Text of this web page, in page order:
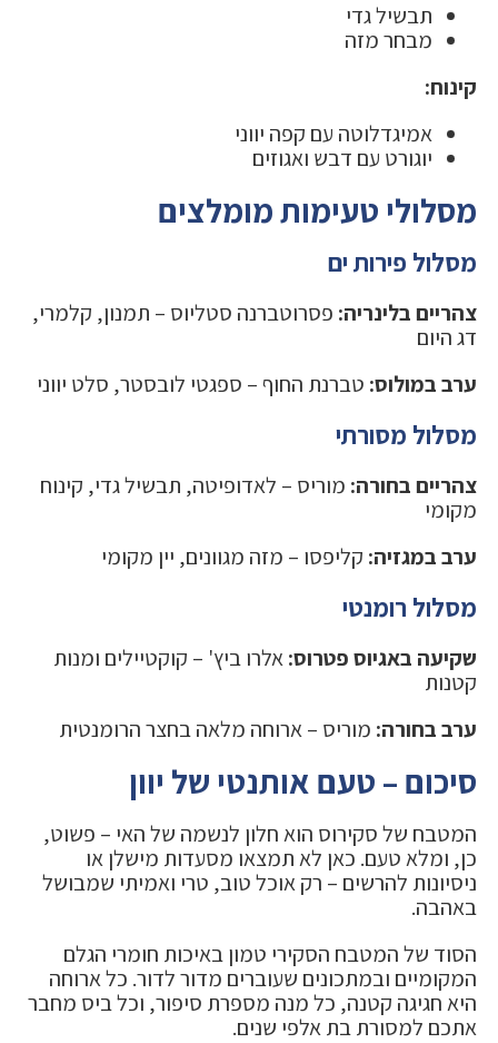
תבשיל גדי
מבחר מזה
קינוח:
אמיגדלוטה עם קפה יווני
יוגורט עם דבש ואגוזים
מסלולי טעימות מומלצים
מסלול פירות ים
צהריים בלינריה: פסרוטברנה סטליוס – תמנון, קלמרי,
דג היום
ערב במולוס: טברנת החוף – ספגטי לובסטר, סלט יווני
מסלול מסורתי
צהריים בחורה: מוריס – לאדופיטה, תבשיל גדי, קינוח
מקומי
ערב במגזיה: קליפסו – מזה מגוונים, יין מקומי
מסלול רומנטי
שקיעה באגיוס פטרוס:אלרו ביץ' – קוקטיילים ומנות
קטנות
ערב בחורה: מוריס – ארוחה מלאה בחצר הרומנטית
סיכום – טעם אותנטי של יוון
המטבח של סקירוס הוא חלון לנשמה של האי – פשוט,
כן, ומלא טעם. כאן לא תמצאו מסעדות מישלן או
ניסיונות להרשים – רק אוכל טוב, טרי ואמיתי שמבושל
באהבה.
הסוד של המטבח הסקירי טמון באיכות חומרי הגלם
המקומיים ובמתכונים שעוברים מדור לדור. כל ארוחה
היא חגיגה קטנה, כל מנה מספרת סיפור, וכל ביס מחבר
אתכם למסורת בת אלפי שנים.